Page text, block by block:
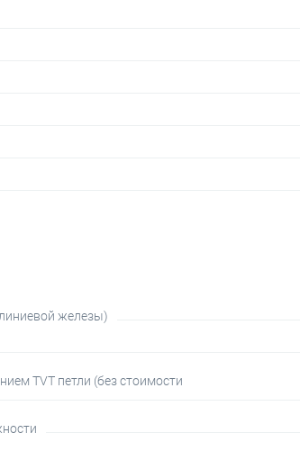
железы)
TVT петли (без стоимости